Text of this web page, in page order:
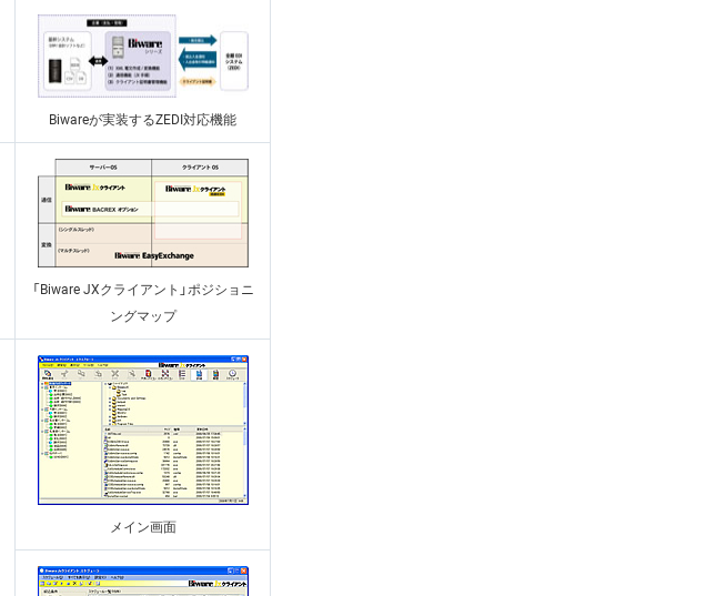
Biwareが実装するZEDI対応機能
「Biware JXクライアント」ポジショニ
ングマップ
メイン画面